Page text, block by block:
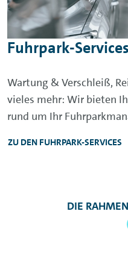
sowie
Fuhrpark-
Wartung & Verschleiß,
vieles mehr: Wir bieten
rund um Ihr
ZU DEN FUHRPARK-SERVICES
DIE